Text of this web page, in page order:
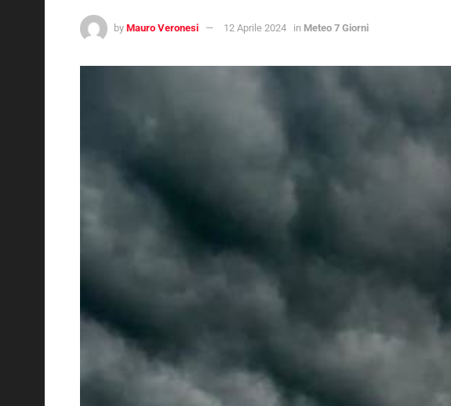
by Mauro Veronesi 12 Aprile 2024 in Meteo 7 Giorni